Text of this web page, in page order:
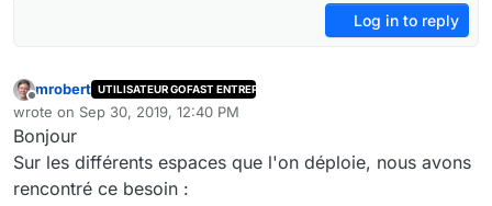
Log in to reply
Offline
mrobert UTILISATEUR GOFAST ENTREPRISE
wrote on Sep 30, 2019, 12:40 PM
last edited by cpotterSep 30, 2019, 8:44 PM
Bonjour
Sur les différents espaces que l'on déploie, nous avons
rencontré ce besoin :